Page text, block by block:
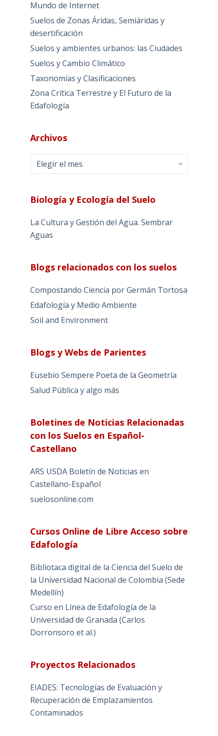
Mundo de Internet
Suelos de Zonas Áridas, Semiáridas y
desertificación
Suelos y ambientes urbanos: las Ciudades
Suelos y Cambio Climático
Taxonomías y Clasificaciones
Zona Crítica Terrestre y El Futuro de la
Edafología
Archivos
Archivos
Biología y Ecología del Suelo
La Cultura y Gestión del Agua. Sembrar
Aguas
Blogs relacionados con los suelos
Compostando Ciencia por Germán Tortosa
Edafología y Medio Ambiente
Soil and Environment
Blogs y Webs de Parientes
Eusebio Sempere Poeta de la Geometría
Salud Pública y algo más
Boletines de Noticias Relacionadas
con los Suelos en Español-
Castellano
ARS USDA Boletín de Noticias en
Castellano-Español
suelosonline.com
Cursos Online de Libre Acceso sobre
Edafología
Bibliotaca digital de la Ciencia del Suelo de
la Universidad Nacional de Colombia (Sede
Medellín)
Curso en Línea de Edafología de la
Universidad de Granada (Carlos
Dorronsoro et al.)
Proyectos Relacionados
EIADES: Tecnologías de Evaluación y
Recuperación de Emplazamientos
Contaminados